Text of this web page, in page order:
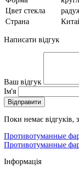
Цвет стекла
Страна
Написати відгук
Ваш відгук
Ім'я
Відправити
Поки немає відгуків,
Противотуманные
Противотуманные
Інформація